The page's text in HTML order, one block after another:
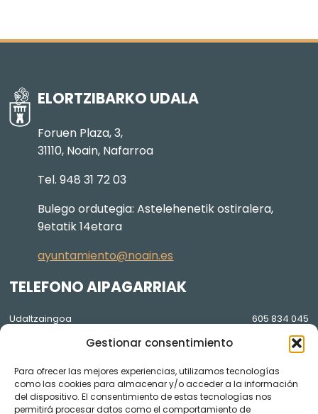
Gestionar consentimiento
Para ofrecer las mejores experiencias, utilizamos tecnologías
como las cookies para almacenar y/o acceder a la información
del dispositivo. El consentimiento de estas tecnologías nos
permitirá procesar datos como el comportamiento de
ELORTZIBARKO UDALA
Foruen Plaza, 3,
31110, Noain, Nafarroa
Tel. 948 31 72 03
Bulego ordutegia: Astelehenetik ostiralera,
9etatik 14etara
ayuntamiento@noain.es
TELEFONO AIPAGARRIAK
Udaltzaingoa
605 834 045
948 36 81 56
Lorezaintza eta Agenda Local
2030
948 074 848
GARDENTASUNA